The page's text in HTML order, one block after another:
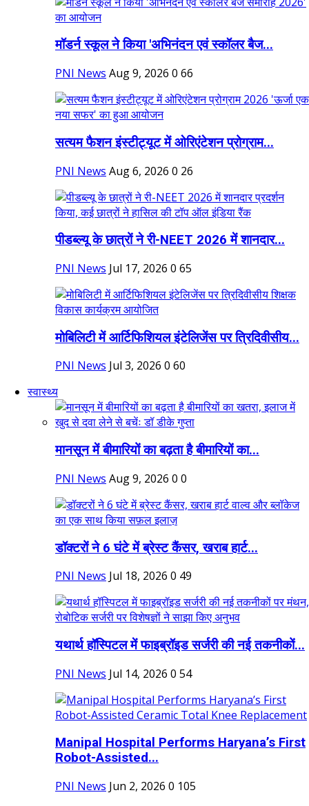
मॉडर्न स्कूल ने किया 'अभिनंदन एवं स्कॉलर बैज...
PNI News Aug 9, 2026 0 66
सत्यम फैशन इंस्टीट्यूट में ओरिएंटेशन प्रोग्राम...
PNI News Aug 6, 2026 0 26
पीडब्ल्यू के छात्रों ने री-NEET 2026 में शानदार...
PNI News Jul 17, 2026 0 65
मोबिलिटी में आर्टिफिशियल इंटेलिजेंस पर त्रिदिवीसीय...
PNI News Jul 3, 2026 0 60
स्वास्थ्य
मानसून में बीमारियों का बढ़ता है बीमारियों का...
PNI News Aug 9, 2026 0 0
डॉक्टरों ने 6 घंटे में ब्रेस्ट कैंसर, खराब हार्ट...
PNI News Jul 18, 2026 0 49
यथार्थ हॉस्पिटल में फाइब्रॉइड सर्जरी की नई तकनीकों...
PNI News Jul 14, 2026 0 54
Manipal Hospital Performs Haryana’s First
Robot-Assisted...
PNI News Jun 2, 2026 0 105